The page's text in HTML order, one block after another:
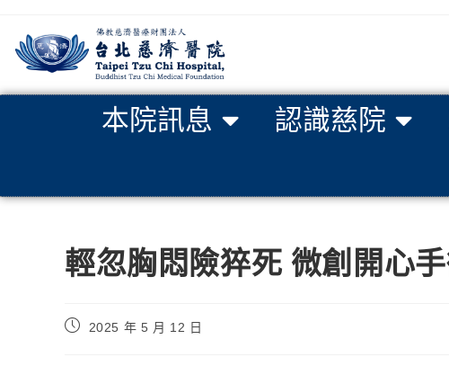
本院訊息 認識慈院
輕忽胸悶險猝死 微創開心
2025 年 5 月 12 日